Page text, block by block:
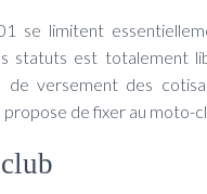
se limitent
statuts est totalement
de versement des
propose de fixer au moto-